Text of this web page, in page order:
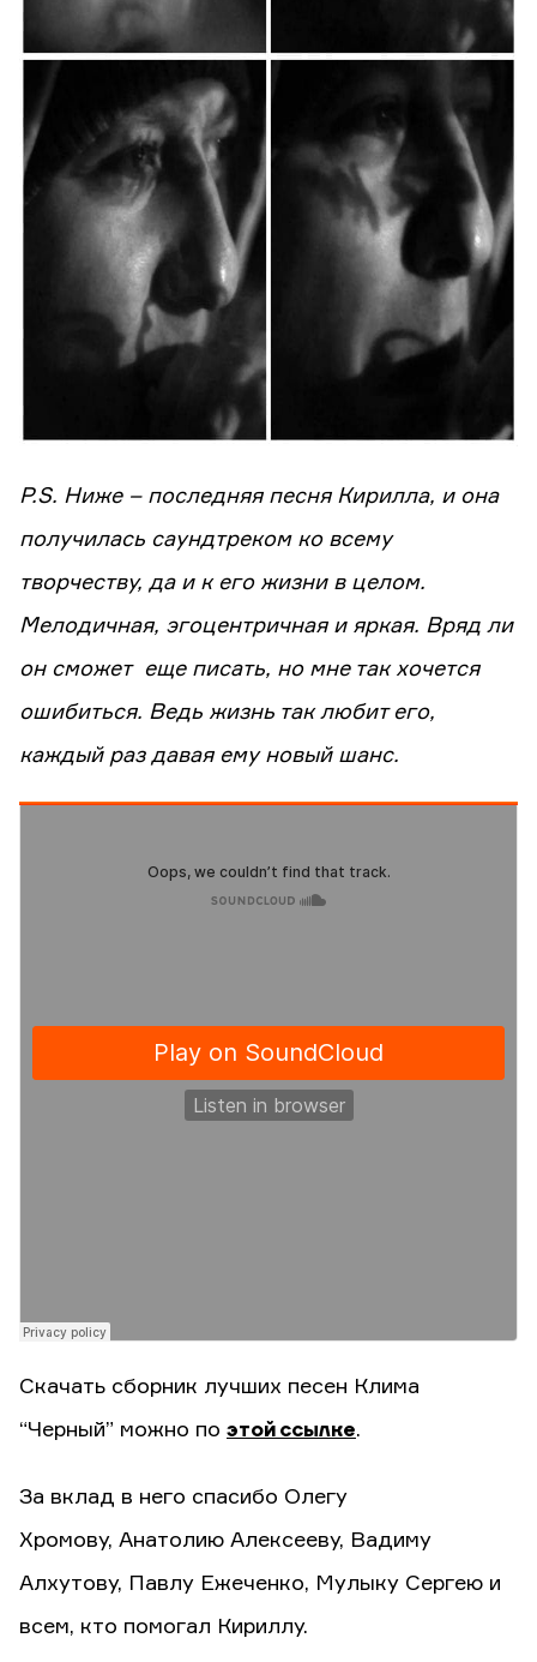
P.S. Ниже – последняя песня Кирилла, и она
получилась саундтреком ко всему
творчеству, да и к его жизни в целом.
Мелодичная, эгоцентричная и яркая. Вряд ли
он сможет еще писать, но мне так хочется
ошибиться. Ведь жизнь так любит его,
каждый раз давая ему новый шанс.
Скачать сборник лучших песен Клима
“Черный” можно по этой ссылке.
За вклад в него спасибо Олегу
Хромову, Анатолию Алексееву, Вадиму
Алхутову, Павлу Ежеченко, Мулыку Сергею и
всем, кто помогал Кириллу.